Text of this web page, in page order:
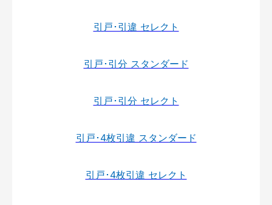
引戸･引違 セレクト
引戸･引分 スタンダード
引戸･引分 セレクト
引戸･4枚引違 スタンダード
引戸･4枚引違 セレクト